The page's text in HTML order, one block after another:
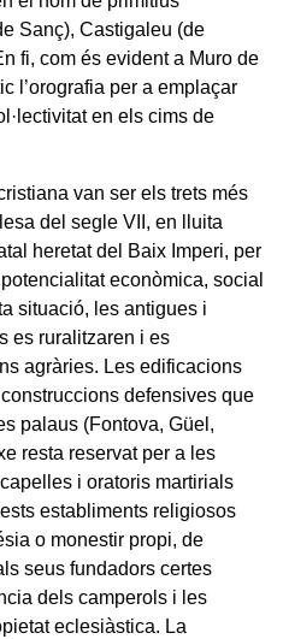
Sanç), Castigaleu (de
fi, com és evident a Muro de
l’orografia per a emplaçar
en els cims de
van ser els trets més
del segle VII, en lluita
heretat del Baix Imperi, per
econòmica, social
situació, les antigues i
es ruralitzaren i es
agràries. Les edificacions
defensives que
palaus (Fontova, Güel,
resta reservat per a les
i oratoris martirials
establiments religiosos
o monestir propi, de
seus fundadors certes
dels camperols i les
eclesiàstica. La